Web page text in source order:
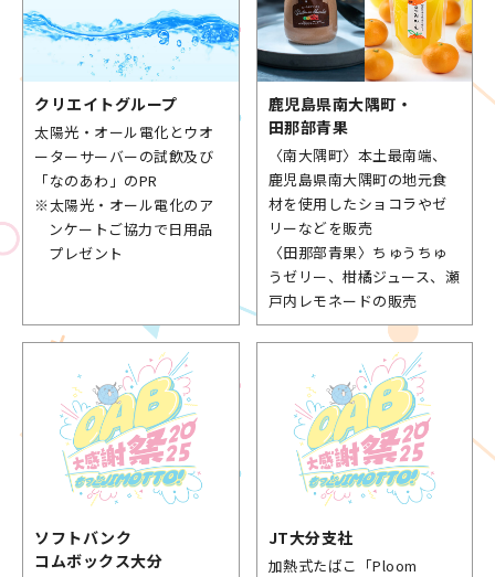
クリエイトグループ
太陽光・オール電化とウオ
ーターサーバーの試飲及び
「なのあわ」のPR
※太陽光・オール電化のア
ンケートご協力で日用品
プレゼント
鹿児島県南大隅町・
田那部青果
〈南大隅町〉本土最南端、
鹿児島県南大隅町の地元食
材を使用したショコラやゼ
リーなどを販売
〈田那部青果〉ちゅうちゅ
うゼリー、柑橘ジュース、瀬
戸内レモネードの販売
ソフトバンク
コムボックス大分
JT大分支社
加熱式たばこ「Ploom